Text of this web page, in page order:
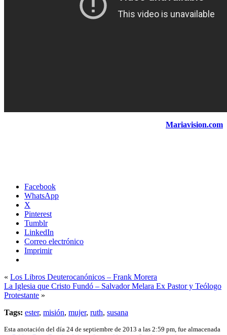
Mariavision.com
Facebook
WhatsApp
X
Pinterest
Tumblr
LinkedIn
Correo electrónico
Imprimir
« Los Libros Deuterocanónicos – Frank Morera
La Iglesia que Cristo Fundó – Salvador Melara Ex Pastor y Teólogo
Protestante »
Tags: ester, misión, mujer, ruth, susana
Esta anotación del día 24 de septiembre de 2013 a las 2:59 pm, fue almacenada